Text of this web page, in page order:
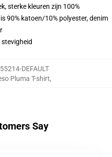
sterke kleuren zijn 100%
90% katoen/10% polyester, denim
stevigheid
DEFAULT
Pluma T-shirt,
Say